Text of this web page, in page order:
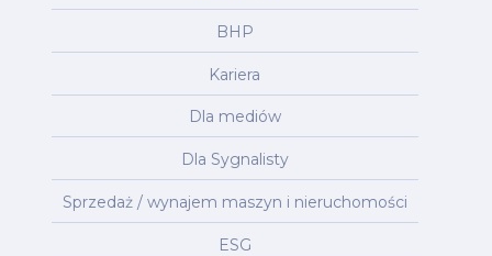
BHP
Kariera
Dla mediów
Dla Sygnalisty
Sprzedaż / wynajem maszyn i nieruchomości
ESG